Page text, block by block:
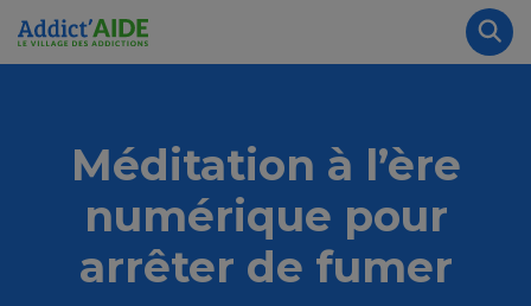
Aller au contenu principal
Méditation à l’ère
numérique pour
arrêter de fumer
Panneau de gestion des cookies